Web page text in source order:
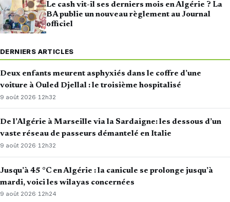
Le cash vit-il ses derniers mois en Algérie ? La
BA publie un nouveau règlement au Journal
officiel
DERNIERS ARTICLES
Deux enfants meurent asphyxiés dans le coffre d’une
voiture à Ouled Djellal : le troisième hospitalisé
9 août 2026· 12h32
De l’Algérie à Marseille via la Sardaigne: les dessous d’un
vaste réseau de passeurs démantelé en Italie
9 août 2026·12h32
Jusqu’à 45 °C en Algérie : la canicule se prolonge jusqu’à
mardi, voici les wilayas concernées
9 août 2026·12h24